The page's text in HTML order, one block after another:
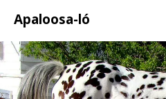
Apaloosa-ló